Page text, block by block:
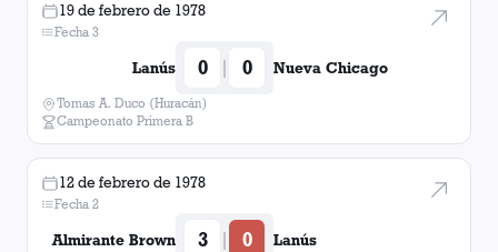
19 de febrero de 1978
Fecha 3
Lanús 0 | 0 Nueva Chicago
Tomas A. Duco (Huracán)
Campeonato Primera B
12 de febrero de 1978
Fecha 2
Almirante Brown 3 | 0 Lanús